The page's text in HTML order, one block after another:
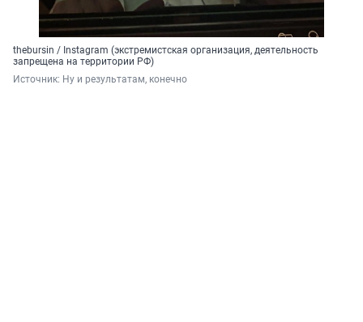
thebursin / Instagram (экстремистская организация, деятельность
запрещена на территории РФ)
Источник: Ну и результатам, конечно